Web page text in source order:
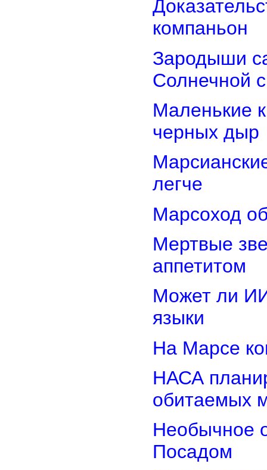
компаньон
Зародыши
Солнечной
Маленькие
черных дыр
легче
Марсоход
Мертвые
аппетитом
Может ли
языки
На Марсе
НАСА
обитаемых
Необычное
Посадом